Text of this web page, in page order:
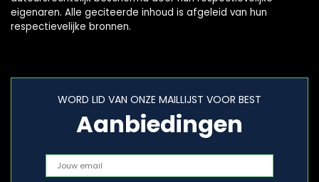
eigenaren. Alle geciteerde inhoud is afgeleid van hun
respectievelijke bronnen.
WORD LID VAN ONZE MAILLIJST VOOR BEST
Aanbiedingen